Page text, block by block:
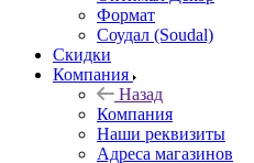
Формат
Соудал (Soudal)
Скидки
Компания
Назад
Компания
Наши реквизиты
Адреса магазинов